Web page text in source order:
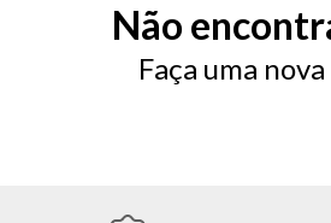
Não
Faça uma